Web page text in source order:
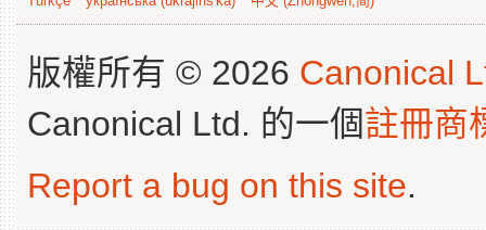
版權所有 © 2026 Canonical
Canonical Ltd. 的一個註冊商
Report a bug on this site.